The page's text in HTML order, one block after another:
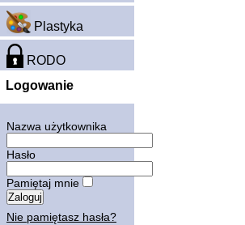
Plastyka
RODO
Logowanie
Nazwa użytkownika
Hasło
Pamiętaj mnie
Nie pamiętasz hasła?